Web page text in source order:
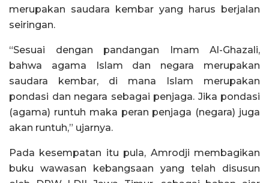
merupakan saudara kembar yang harus berjalan
seiringan.
“Sesuai dengan pandangan Imam Al-Ghazali,
bahwa agama Islam dan negara merupakan
saudara kembar, di mana Islam merupakan
pondasi dan negara sebagai penjaga. Jika pondasi
(agama) runtuh maka peran penjaga (negara) juga
akan runtuh,” ujarnya.
Pada kesempatan itu pula, Amrodji membagikan
buku wawasan kebangsaan yang telah disusun